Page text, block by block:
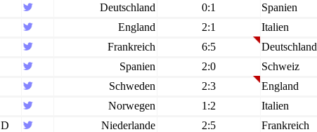
Deutschland 0:1 Spanien
England 2:1 Italien
Frankreich 6:5 Deutschland
Spanien 2:0 Schweiz
Schweden 2:3 England
Norwegen 1:2 Italien
D Niederlande 2:5 Frankreich